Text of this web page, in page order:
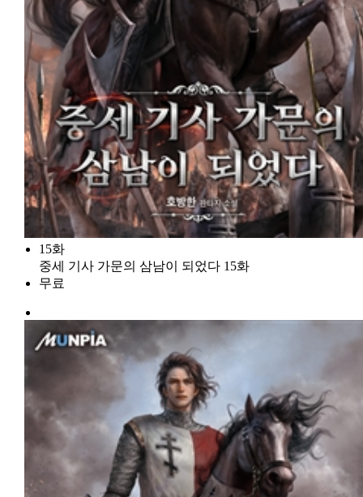
15화
중세 기사 가문의 삼남이 되었다 15화
무료